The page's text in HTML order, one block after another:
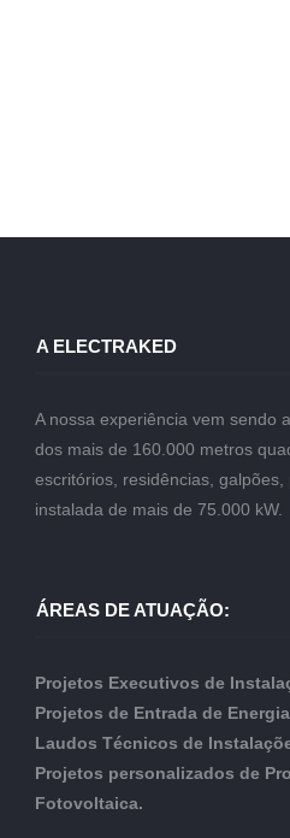
A ELECTRAKED
A nossa experiência vem sendo
dos mais de 160.000 metros
escritórios, residências,
instalada de mais de 75.000 kW.
ÁREAS DE ATUAÇÃO:
Projetos Executivos de
Projetos de Entrada de
Laudos Técnicos de
Projetos personalizados de
Fotovoltaica.